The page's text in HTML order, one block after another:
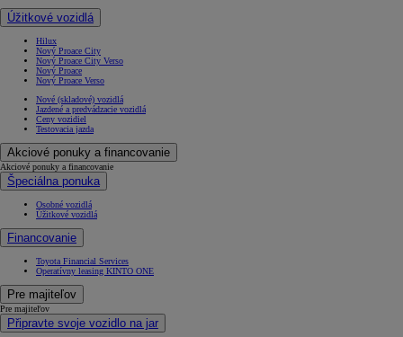
Úžitkové vozidlá
Hilux
Nový Proace City
Nový Proace City Verso
Nový Proace
Nový Proace Verso
Nové (skladové) vozidlá
Jazdené a predvádzacie vozidlá
Ceny vozidiel
Testovacia jazda
Akciové ponuky a financovanie
Akciové ponuky a financovanie
Špeciálna ponuka
Osobné vozidlá
Úžitkové vozidlá
Financovanie
Toyota Financial Services
Operatívny leasing KINTO ONE
Pre majiteľov
Pre majiteľov
Připravte svoje vozidlo na jar